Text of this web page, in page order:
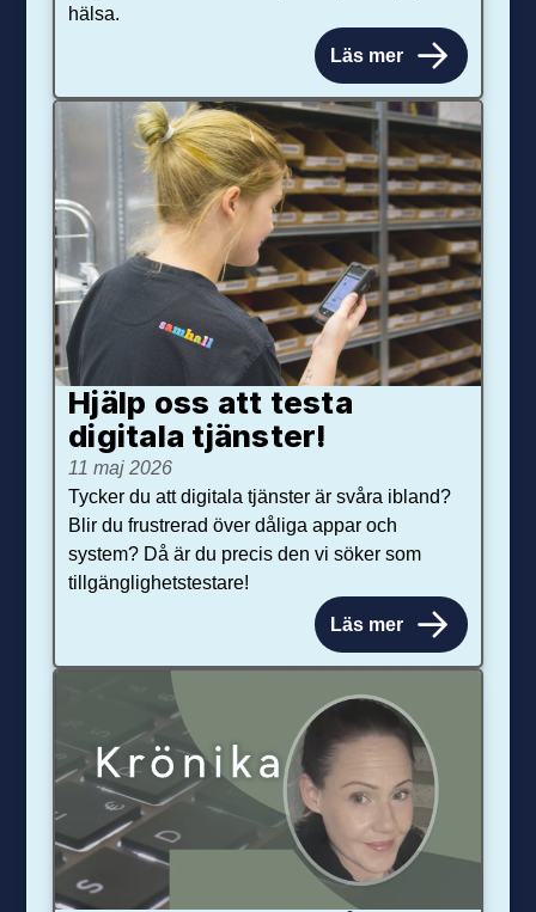
hälsa.
Läs mer
Hjälp oss att testa
digitala tjänster!
11 maj 2026
Tycker du att digitala tjänster är svåra ibland?
Blir du frustrerad över dåliga appar och
system? Då är du precis den vi söker som
tillgänglighetstestare!
Läs mer